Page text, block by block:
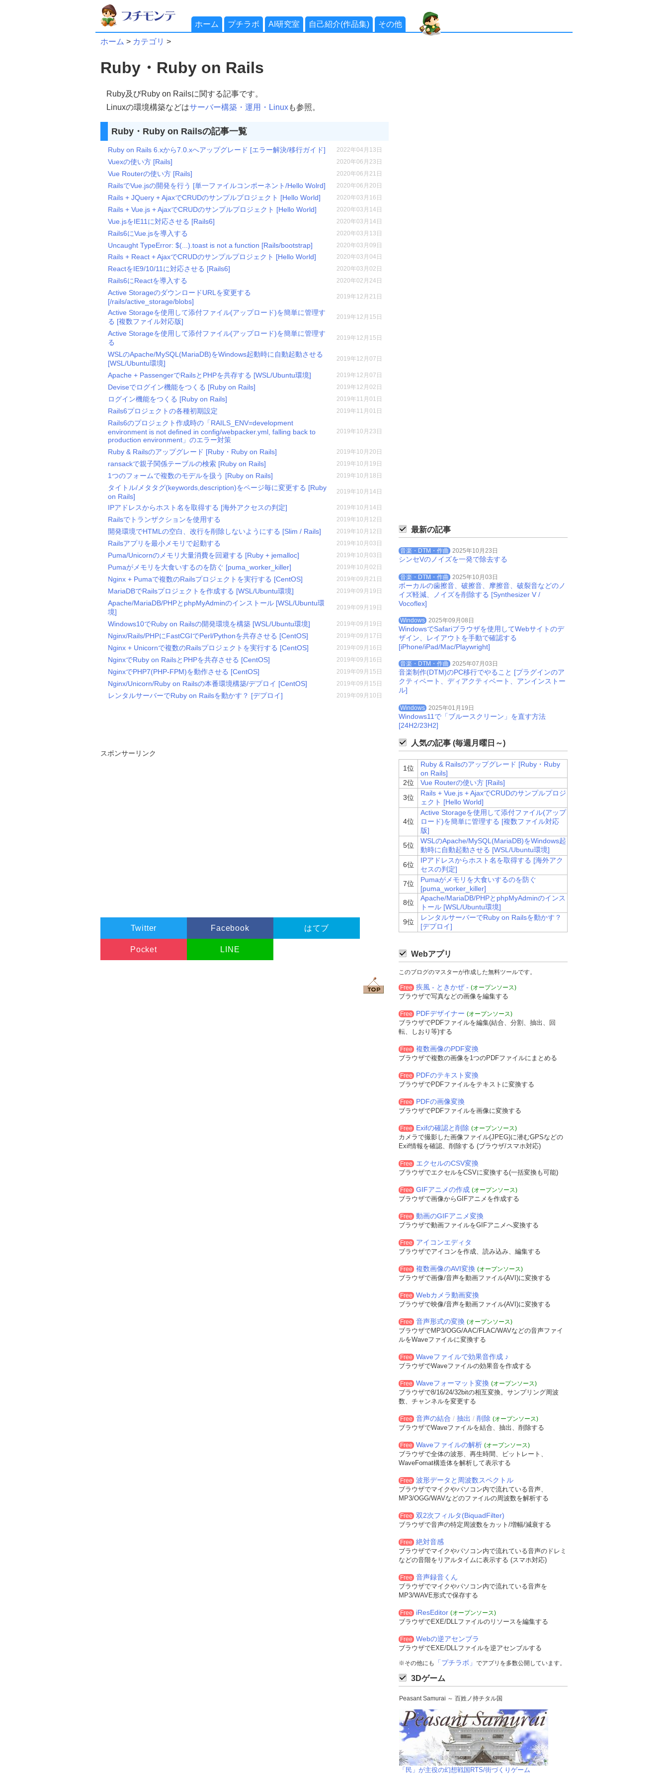
ホーム プチラボ AI研究室 自己紹介(作品集) その他
ホーム > カテゴリ >
Ruby・Ruby on Rails
Ruby及びRuby on Railsに関する記事です。
Linuxの環境構築などはサーバー構築・運用・Linuxも参照。
Ruby・Ruby on Railsの記事一覧
Ruby on Rails 6.xから7.0.xへアップグレード [エラー解決/移行ガイド] 2022年04月13日
Vuexの使い方 [Rails] 2020年06月23日
Vue Routerの使い方 [Rails] 2020年06月21日
RailsでVue.jsの開発を行う [単一ファイルコンポーネント/Hello Wolrd] 2020年06月20日
Rails + JQuery + AjaxでCRUDのサンプルプロジェクト [Hello World] 2020年03月16日
Rails + Vue.js + AjaxでCRUDのサンプルプロジェクト [Hello World] 2020年03月14日
Vue.jsをIE11に対応させる [Rails6] 2020年03月14日
Rails6にVue.jsを導入する 2020年03月13日
Uncaught TypeError: $(...).toast is not a function [Rails/bootstrap] 2020年03月09日
Rails + React + AjaxでCRUDのサンプルプロジェクト [Hello World] 2020年03月04日
ReactをIE9/10/11に対応させる [Rails6] 2020年03月02日
Rails6にReactを導入する 2020年02月24日
Active StorageのダウンロードURLを変更する
[/rails/active_storage/blobs]
2019年12月21日
Active Storageを使用して添付ファイル(アップロード)を簡単に管理す
る [複数ファイル対応版]
2019年12月15日
Active Storageを使用して添付ファイル(アップロード)を簡単に管理す
る
2019年12月15日
WSLのApache/MySQL(MariaDB)をWindows起動時に自動起動させる
[WSL/Ubuntu環境]
2019年12月07日
Apache + PassengerでRailsとPHPを共存する [WSL/Ubuntu環境] 2019年12月07日
Deviseでログイン機能をつくる [Ruby on Rails] 2019年12月02日
ログイン機能をつくる [Ruby on Rails] 2019年11月01日
Rails6プロジェクトの各種初期設定 2019年11月01日
Rails6のプロジェクト作成時の「RAILS_ENV=development
environment is not defined in config/webpacker.yml, falling back to
production environment」のエラー対策
2019年10月23日
Ruby & Railsのアップグレード [Ruby・Ruby on Rails] 2019年10月20日
ransackで親子関係テーブルの検索 [Ruby on Rails] 2019年10月19日
1つのフォームで複数のモデルを扱う [Ruby on Rails] 2019年10月18日
タイトル/メタタグ(keywords,description)をページ毎に変更する [Ruby
on Rails]
2019年10月14日
IPアドレスからホスト名を取得する [海外アクセスの判定] 2019年10月14日
Railsでトランザクションを使用する 2019年10月12日
開発環境でHTMLの空白、改行を削除しないようにする [Slim / Rails] 2019年10月12日
Railsアプリを最小メモリで起動する 2019年10月03日
Puma/Unicornのメモリ大量消費を回避する [Ruby + jemalloc] 2019年10月03日
Pumaがメモリを大食いするのを防ぐ [puma_worker_killer] 2019年10月02日
Nginx + Pumaで複数のRailsプロジェクトを実行する [CentOS] 2019年09月21日
MariaDBでRailsプロジェクトを作成する [WSL/Ubuntu環境] 2019年09月19日
Apache/MariaDB/PHPとphpMyAdminのインストール [WSL/Ubuntu環
境]
2019年09月19日
Windows10でRuby on Railsの開発環境を構築 [WSL/Ubuntu環境] 2019年09月19日
Nginx/Rails/PHPにFastCGIでPerl/Pythonを共存させる [CentOS] 2019年09月17日
Nginx + Unicornで複数のRailsプロジェクトを実行する [CentOS] 2019年09月16日
NginxでRuby on RailsとPHPを共存させる [CentOS] 2019年09月16日
NginxでPHP7(PHP-FPM)を動作させる [CentOS] 2019年09月15日
Nginx/Unicorn/Ruby on Railsの本番環境構築/デプロイ [CentOS] 2019年09月15日
レンタルサーバーでRuby on Railsを動かす？ [デプロイ] 2019年09月10日
スポンサーリンク
Twitter Facebook はてブ
Pocket LINE
最新の記事
音楽・DTM・作曲 2025年10月23日
シンセVのノイズを一発で除去する
音楽・DTM・作曲 2025年10月03日
ボーカルの歯擦音、破擦音、摩擦音、破裂音などのノ
イズ軽減、ノイズを削除する [Synthesizer V /
Vocoflex]
Windows 2025年09月08日
WindowsでSafariブラウザを使用してWebサイトのデ
ザイン、レイアウトを手動で確認する
[iPhone/iPad/Mac/Playwright]
音楽・DTM・作曲 2025年07月03日
音楽制作(DTM)のPC移行でやること [プラグインのア
クティベート、ディアクティベート、アンインストー
ル]
Windows 2025年01月19日
Windows11で「ブルースクリーン」を直す方法
[24H2/23H2]
人気の記事 (毎週月曜日～)
1位
Ruby & Railsのアップグレード [Ruby・Ruby
on Rails]
2位
Vue Routerの使い方 [Rails]
3位
Rails + Vue.js + AjaxでCRUDのサンプルプロジ
ェクト [Hello World]
4位
Active Storageを使用して添付ファイル(アップ
ロード)を簡単に管理する [複数ファイル対応
版]
5位
WSLのApache/MySQL(MariaDB)をWindows起
動時に自動起動させる [WSL/Ubuntu環境]
6位
IPアドレスからホスト名を取得する [海外アク
セスの判定]
7位
Pumaがメモリを大食いするのを防ぐ
[puma_worker_killer]
8位
Apache/MariaDB/PHPとphpMyAdminのインス
トール [WSL/Ubuntu環境]
9位
レンタルサーバーでRuby on Railsを動かす？
[デプロイ]
Webアプリ
このブログのマスターが作成した無料ツールです。
Free 疾風 - ときかぜ - (オープンソース)
ブラウザで写真などの画像を編集する
Free PDFデザイナー (オープンソース)
ブラウザでPDFファイルを編集(結合、分割、抽出、回
転、しおり等)する
Free 複数画像のPDF変換
ブラウザで複数の画像を1つのPDFファイルにまとめる
Free PDFのテキスト変換
ブラウザでPDFファイルをテキストに変換する
Free PDFの画像変換
ブラウザでPDFファイルを画像に変換する
Free Exifの確認と削除 (オープンソース)
カメラで撮影した画像ファイル(JPEG)に潜むGPSなどの
Exif情報を確認、削除する (ブラウザ/スマホ対応)
Free エクセルのCSV変換
ブラウザでエクセルをCSVに変換する(一括変換も可能)
Free GIFアニメの作成 (オープンソース)
ブラウザで画像からGIFアニメを作成する
Free 動画のGIFアニメ変換
ブラウザで動画ファイルをGIFアニメへ変換する
Free アイコンエディタ
ブラウザでアイコンを作成、読み込み、編集する
Free 複数画像のAVI変換 (オープンソース)
ブラウザで画像/音声を動画ファイル(AVI)に変換する
Free Webカメラ動画変換
ブラウザで映像/音声を動画ファイル(AVI)に変換する
Free 音声形式の変換 (オープンソース)
ブラウザでMP3/OGG/AAC/FLAC/WAVなどの音声ファイ
ルをWaveファイルに変換する
Free Waveファイルで効果音作成 ♪
ブラウザでWaveファイルの効果音を作成する
Free Waveフォーマット変換 (オープンソース)
ブラウザで8/16/24/32bitの相互変換。サンプリング周波
数、チャンネルを変更する
Free 音声の結合 / 抽出 / 削除 (オープンソース)
ブラウザでWaveファイルを結合、抽出、削除する
Free Waveファイルの解析 (オープンソース)
ブラウザで全体の波形、再生時間、ビットレート、
WaveFomat構造体を解析して表示する
Free 波形データと周波数スペクトル
ブラウザでマイクやパソコン内で流れている音声、
MP3/OGG/WAVなどのファイルの周波数を解析する
Free 双2次フィルタ(BiquadFilter)
ブラウザで音声の特定周波数をカット/増幅/減衰する
Free 絶対音感
ブラウザでマイクやパソコン内で流れている音声のドレミ
などの音階をリアルタイムに表示する (スマホ対応)
Free 音声録音くん
ブラウザでマイクやパソコン内で流れている音声を
MP3/WAVE形式で保存する
Free iResEditor (オープンソース)
ブラウザでEXE/DLLファイルのリソースを編集する
Free Webの逆アセンブラ
ブラウザでEXE/DLLファイルを逆アセンブルする
※その他にも 「プチラボ」 でアプリを多数公開しています。
3Dゲーム
Peasant Samurai ～ 百姓ノ持チタル国
「民」が主役の幻想戦国RTS/街づくりゲーム